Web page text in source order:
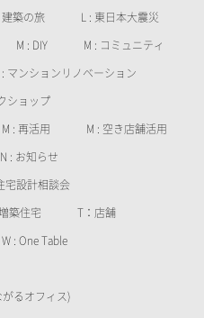
建築の旅 L : 東日本大震災
M : DIY M : コミュニティ
: マンションリノベーション
ショップ
M : 再活用 M : 空き店舗活用
N : お知らせ
宅設計相談会
築住宅 T：店舗
W : One Table
るオフィス)